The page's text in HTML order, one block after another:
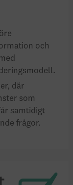
och
där
som
samtidigt
frågor.